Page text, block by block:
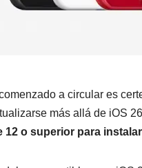
a circular es
más allá de iOS
o superior para